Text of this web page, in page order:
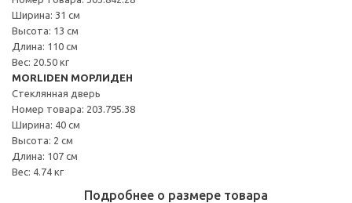
Ширина: 31 см
Высота: 13 см
Длина: 110 см
Вес: 20.50 кг
MORLIDEN МОРЛИДЕН
Стеклянная дверь
Номер товара: 203.795.38
Ширина: 40 см
Высота: 2 см
Длина: 107 см
Вес: 4.74 кг
Подробнее о размере товара